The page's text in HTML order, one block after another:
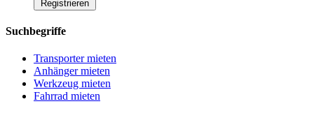
Registrieren
Suchbegriffe
Transporter mieten
Anhänger mieten
Werkzeug mieten
Fahrrad mieten